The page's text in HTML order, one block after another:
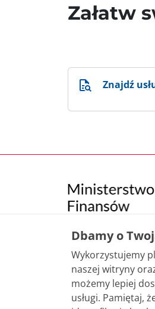
Załatw
Znajdź
Treści
sposobu
Dbamy o
Wykorzystujemy
naszej witryny
możemy lepiej
usługi. Pamiętaj,